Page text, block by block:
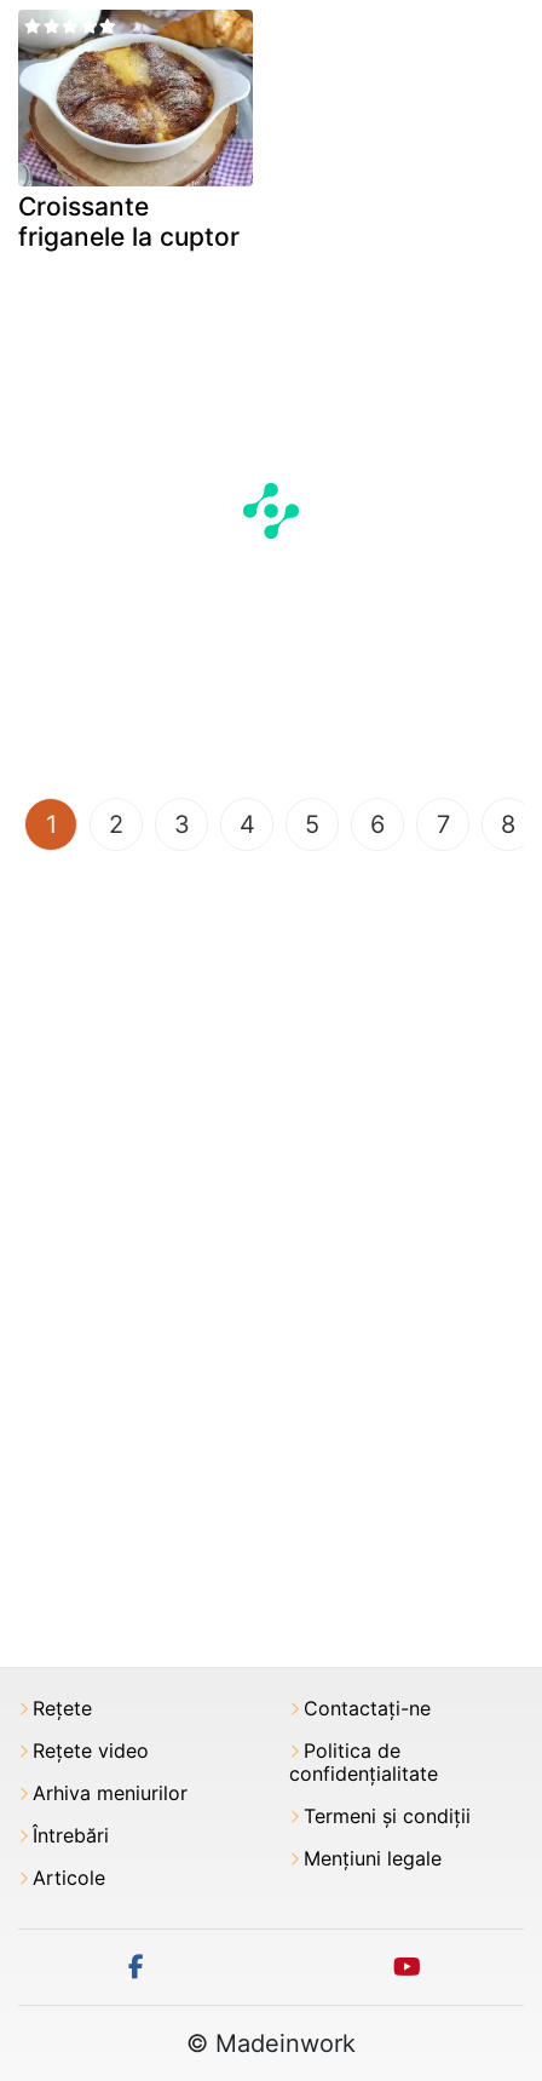
Croissante
friganele la cuptor
1 (current)
2 3 4 5 6 7 8
Rețete
Rețete video
Arhiva meniurilor
Întrebări
Articole
Contactați-ne
Politica de
confidențialitate
Termeni şi condiții
Mențiuni legale
facebook youtube
© Madeinwork